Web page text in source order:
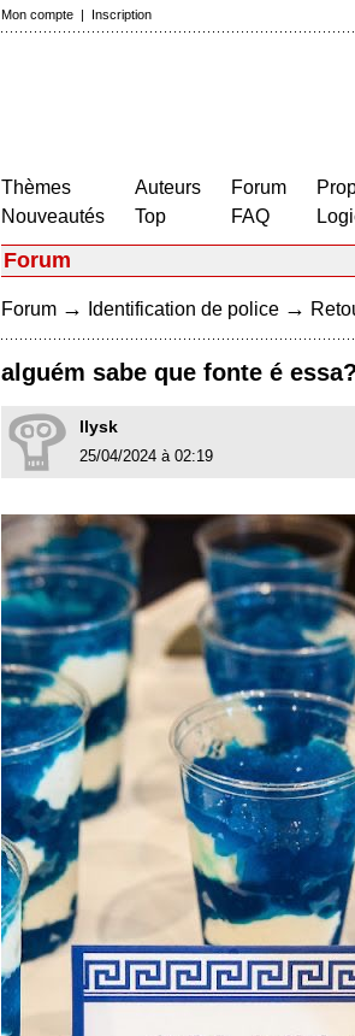
Mon compte | Inscription
Thèmes
Nouveautés
Auteurs
Top
Forum
FAQ
Forum
Forum → Identification de police →
alguém sabe que fonte é
llysk
25/04/2024 à 02:19